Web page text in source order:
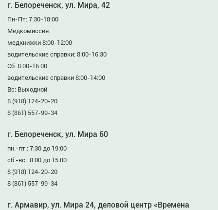
г. Белореченск, ул. Мира, 42
Пн-Пт: 7:30-18:00
Медкомиссия:
медкнижки 8:00-12:00
водительские справки: 8:00-16:30
Сб: 8:00-16:00
водительские справки 8:00-14:00
Вс: Выходной
8 (918) 124-20-20
8 (861) 557-99-34
г. Белореченск, ул. Мира 60
пн.-пт.: 7:30 до 19:00
сб.-вс.: 8:00 до 15:00
8 (918) 124-20-20
8 (861) 557-99-34
г. Армавир, ул. Мира 24, деловой центр «Времена